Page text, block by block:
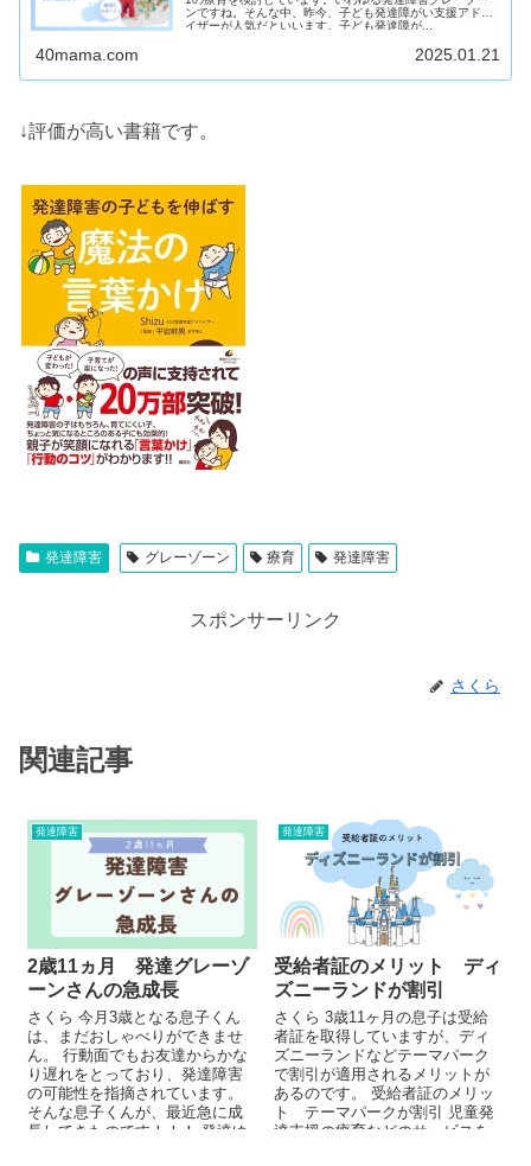
ンですね。そんな中、昨今、子ども発達障がい支援アドバ
イザーが人気だといいます。子ども発達障が...
40mama.com 2025.01.21
↓評価が高い書籍です。
発達障害 グレーゾーン 療育 発達障害
スポンサーリンク
さくら
関連記事
発達障害
2歳11ヵ月 発達グレーゾ
ーンさんの急成長
さくら 今月3歳となる息子くん
は、まだおしゃべりができませ
ん。 行動面でもお友達からかな
り遅れをとっており、発達障害
の可能性を指摘されています。
そんな息子くんが、最近急に成
長してきたのです！！！ 発達ゆ
発達障害
受給者証のメリット ディ
ズニーランドが割引
さくら 3歳11ヶ月の息子は受給
者証を取得していますが、ディ
ズニーランドなどテーマパーク
で割引が適用されるメリットが
あるのです。 受給者証のメリッ
ト テーマパークが割引 児童発
達支援の療育などのサービスを